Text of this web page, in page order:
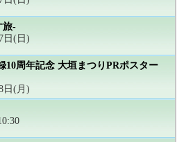
旅-
日(日)
10周年記念 大垣まつりPRポスター
日(月)